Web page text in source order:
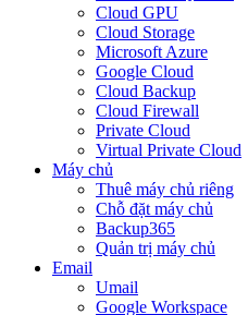
Cloud GPU
Cloud Storage
Microsoft Azure
Google Cloud
Cloud Backup
Cloud Firewall
Private Cloud
Virtual Private Cloud
Máy chủ
Thuê máy chủ riêng
Chỗ đặt máy chủ
Backup365
Quản trị máy chủ
Email
Umail
Google Workspace